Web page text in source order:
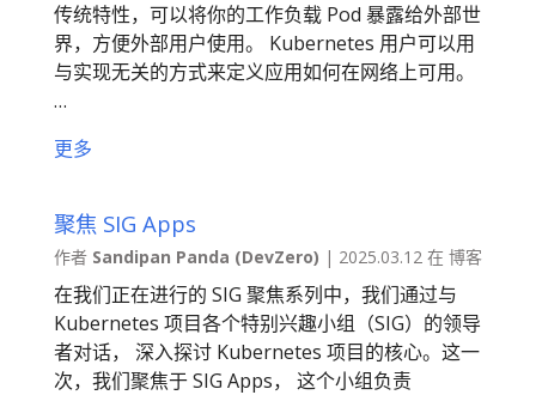
传统特性，可以将你的工作负载 Pod 暴露给外部世
界，方便外部用户使用。 Kubernetes 用户可以用
与实现无关的方式来定义应用如何在网络上可用。
…
更多
聚焦 SIG Apps
作者 Sandipan Panda (DevZero) | 2025.03.12 在 博客
在我们正在进行的 SIG 聚焦系列中，我们通过与
Kubernetes 项目各个特别兴趣小组（SIG）的领导
者对话， 深入探讨 Kubernetes 项目的核心。这一
次，我们聚焦于 SIG Apps， 这个小组负责